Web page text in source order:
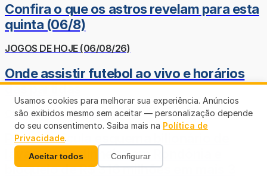
Confira o que os astros revelam para esta
quinta (06/8)
JOGOS DE HOJE (06/08/26)
Onde assistir futebol ao vivo e horários
das partidas
OPERAÇÃO HERITAGE
PF desarticula esquema bilionário de
lavagem de dinheiro em Rondônia e
bloqueio de R$ 316 milhões em mais 3
Usamos cookies para melhorar sua experiência. Anúncios
são exibidos mesmo sem aceitar — personalização depende
do seu consentimento. Saiba mais na Política de
Privacidade.
Aceitar todos Configurar